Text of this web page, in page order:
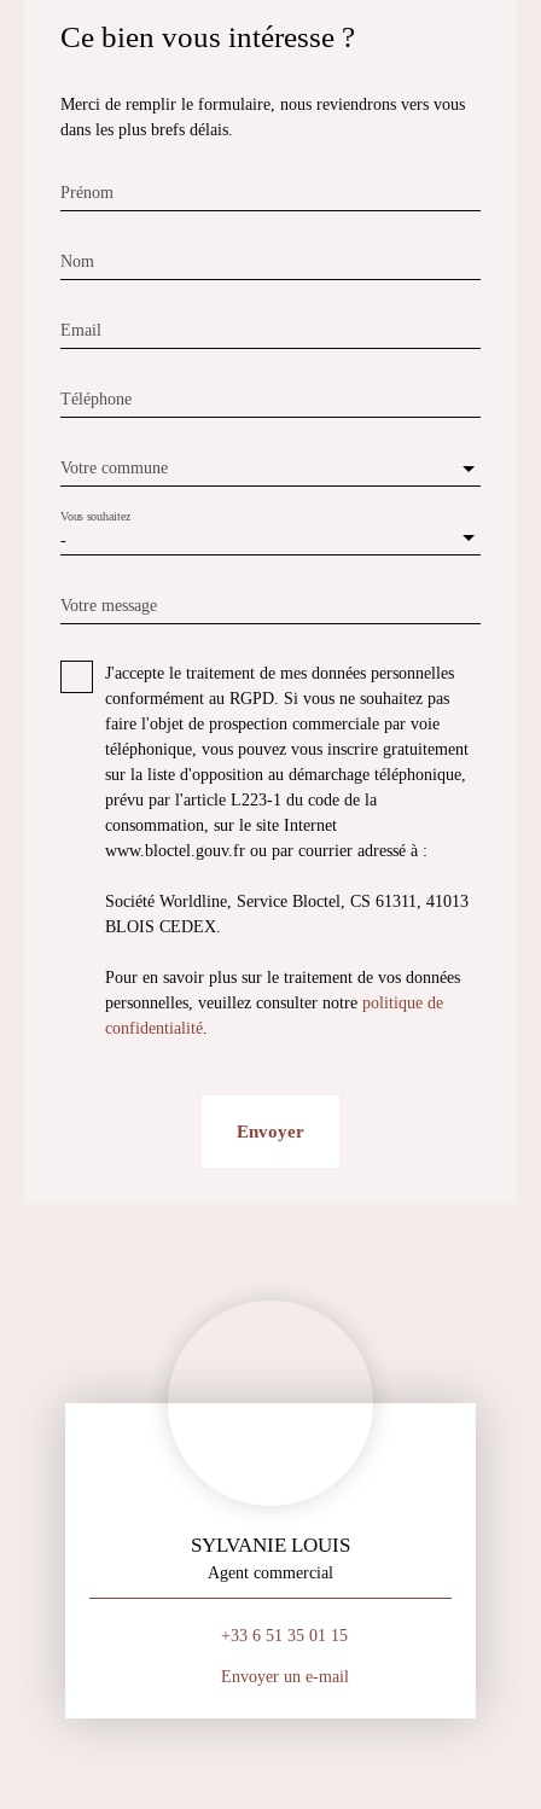
Ce bien vous intéresse ?
Merci de remplir le formulaire, nous reviendrons vers vous
dans les plus brefs délais.
Prénom
Nom
Email
Téléphone
Votre commune
-
Vous souhaitez
Votre message
J'accepte le traitement de mes données personnelles
conformément au RGPD. Si vous ne souhaitez pas
faire l'objet de prospection commerciale par voie
téléphonique, vous pouvez vous inscrire gratuitement
sur la liste d'opposition au démarchage téléphonique,
prévu par l'article L223-1 du code de la
consommation, sur le site Internet
www.bloctel.gouv.fr ou par courrier adressé à :
Société Worldline, Service Bloctel, CS 61311, 41013
BLOIS CEDEX.
Pour en savoir plus sur le traitement de vos données
personnelles, veuillez consulter notre politique de
confidentialité
Envoyer
SYLVANIE LOUIS
Agent commercial
+33 6 51 35 01 15
Envoyer un e-mail